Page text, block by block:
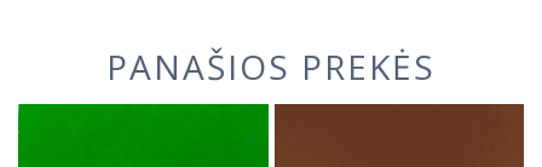
PANAŠIOS PREKĖS